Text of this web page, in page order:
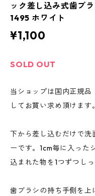
ック差し込み式歯ブ
1495 ホワイト
¥1,100
SOLD OUT
当ショップは国内正規
してお買い求め頂けます。
下から差し込むだけで
ーです。1cm毎に入った
込まれた物を1つずつし
歯ブラシの持ち手側を